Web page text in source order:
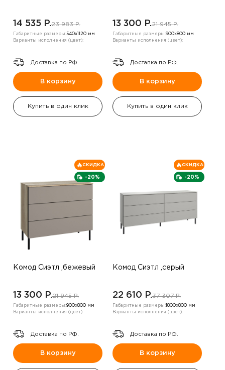
14 535 P.23 983 P.
Габаритные размеры:540х1120 мм
Варианты исполнения (цвет):
Доставка по РФ.
В корзину
Купить в один клик
13 300 P.21 945 P.
Габаритные размеры:900х800 мм
Варианты исполнения (цвет):
Доставка по РФ.
В корзину
Купить в один клик
-20%
СКИДКА
Комод Сиэтл ,бежевый
13 300 P.21 945 P.
Габаритные размеры:900х800 мм
Варианты исполнения (цвет):
Доставка по РФ.
В корзину
-20%
СКИДКА
Комод Сиэтл ,серый
22 610 P.37 307 P.
Габаритные размеры: 1800х800 мм
Варианты исполнения (цвет):
Доставка по РФ.
В корзину